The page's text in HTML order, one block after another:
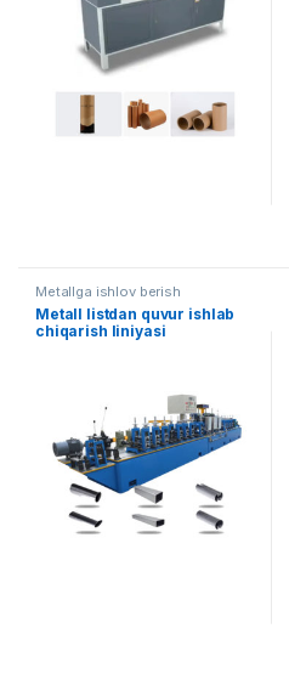
Metallga ishlov berish
Metall listdan quvur ishlab
chiqarish liniyasi